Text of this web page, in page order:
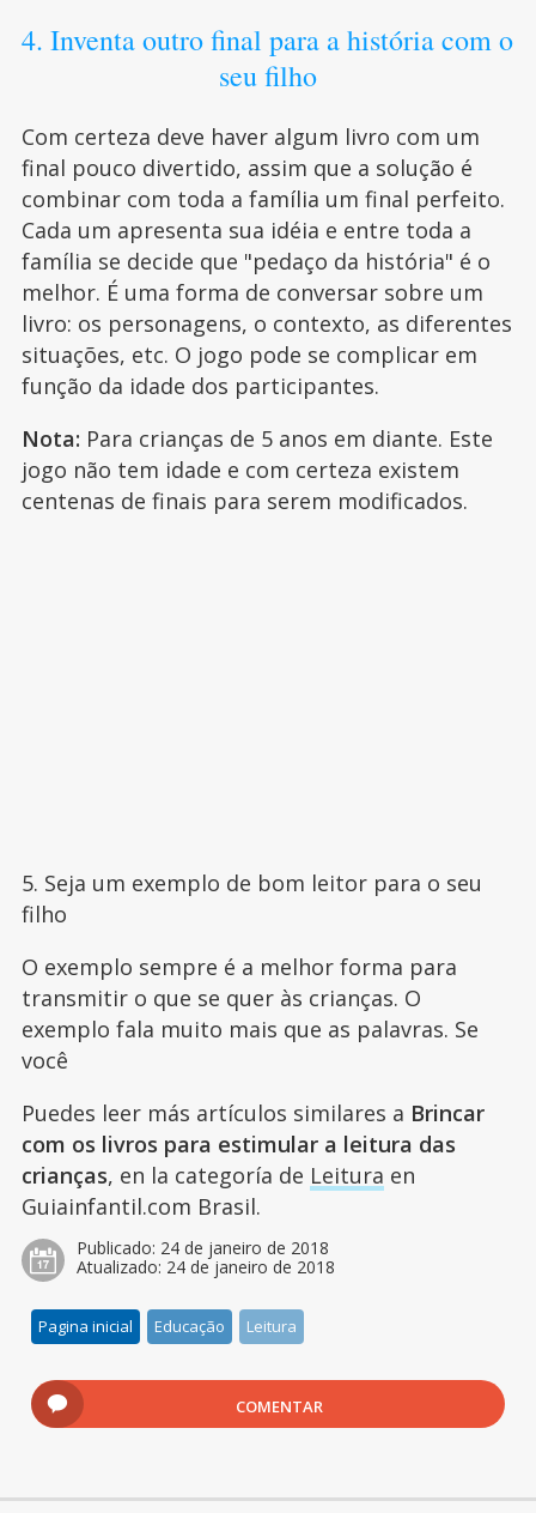
4. Inventa outro final para a história com o
seu filho
Com certeza deve haver algum livro com um
final pouco divertido, assim que a solução é
combinar com toda a família um final perfeito.
Cada um apresenta sua idéia e entre toda a
família se decide que "pedaço da história" é o
melhor. É uma forma de conversar sobre um
livro: os personagens, o contexto, as diferentes
situações, etc. O jogo pode se complicar em
função da idade dos participantes.
Nota: Para crianças de 5 anos em diante. Este
jogo não tem idade e com certeza existem
centenas de finais para serem modificados.
5. Seja um exemplo de bom leitor para o seu
filho
O exemplo sempre é a melhor forma para
transmitir o que se quer às crianças. O
exemplo fala muito mais que as palavras. Se
você
Puedes leer más artículos similares a Brincar
com os livros para estimular a leitura das
crianças, en la categoría de Leitura en
Guiainfantil.com Brasil.
Publicado: 24 de janeiro de 2018
Atualizado: 24 de janeiro de 2018
Pagina inicial Educação Leitura
COMENTAR